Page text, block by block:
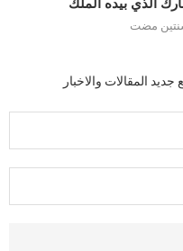
الذي بيده الملك
مضت
المقالات والاخبار